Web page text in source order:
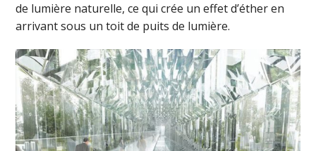
de lumière naturelle, ce qui crée un effet d’éther en
arrivant sous un toit de puits de lumière.